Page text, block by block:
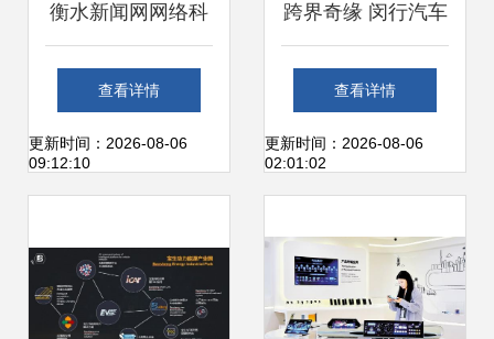
衡水新闻网网络科
技研发 驱动媒体融
合发展的新引擎
查看详情
更新时间：2026-08-06
09:12:10
跨界奇缘 闵行汽车
销售公司的“时空穿
越”科技研发之路
查看详情
更新时间：2026-08-06
02:01:02